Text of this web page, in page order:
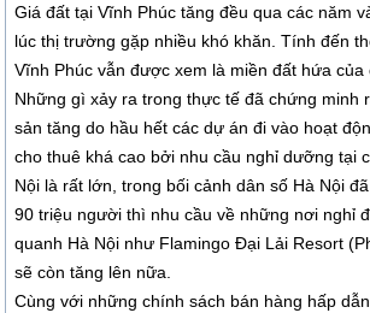
Giá đất tại Vĩnh Phúc tăng đều qua các năm
lúc thị trường gặp nhiều khó khăn. Tính đến
Vĩnh Phúc vẫn được xem là miền đất hứa của
Những gì xảy ra trong thực tế đã chứng minh
sản tăng do hầu hết các dự án đi vào hoạt
cho thuê khá cao bởi nhu cầu nghỉ dưỡng tại
Nội là rất lớn, trong bối cảnh dân số Hà Nội
90 triệu người thì nhu cầu về những nơi nghỉ
quanh Hà Nội như Flamingo Đại Lải Resort
sẽ còn tăng lên nữa.
Cùng với những chính sách bán hàng hấp